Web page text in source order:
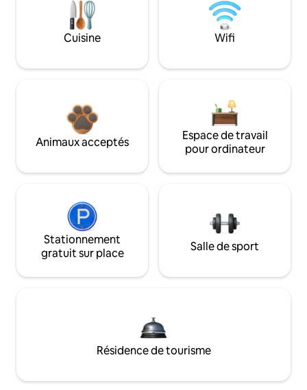
Cuisine Wifi
Animaux acceptés
Espace de travail
pour ordinateur
Stationnement
gratuit sur place
Salle de sport
Résidence de tourisme